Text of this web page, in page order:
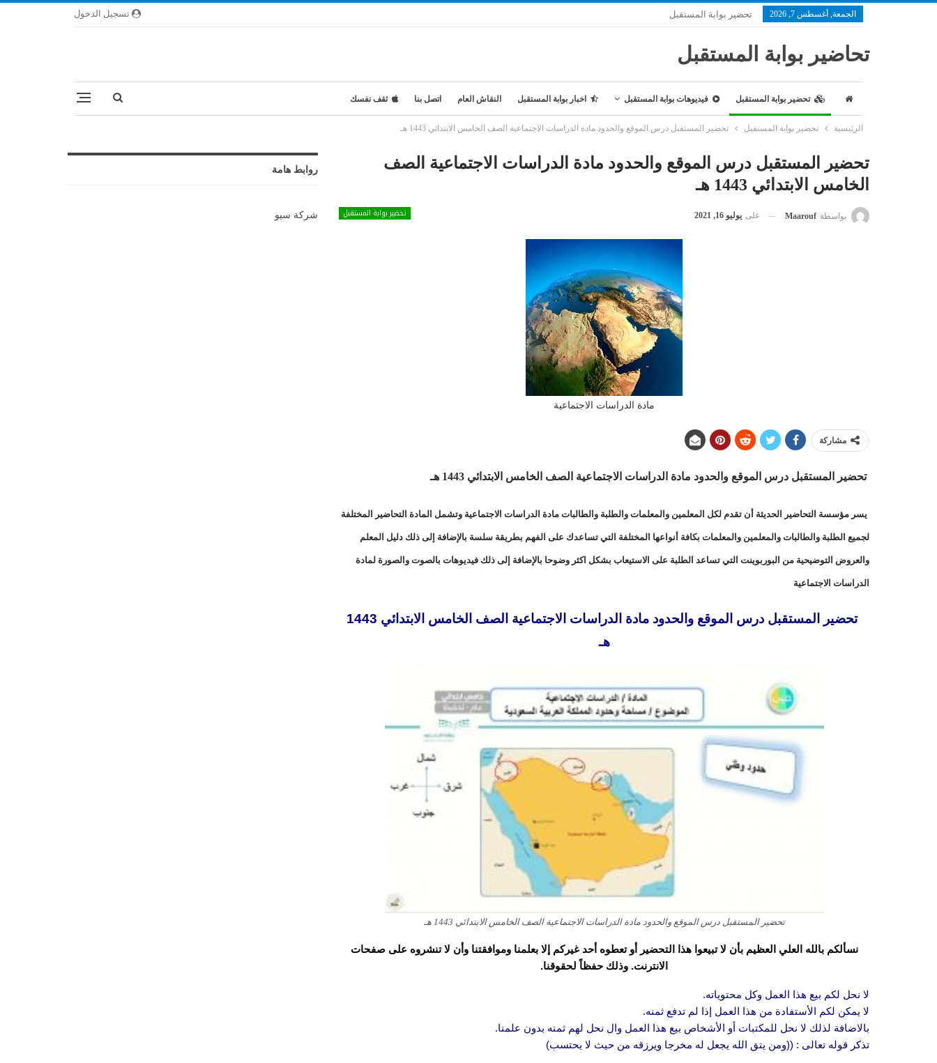
تسجيل الدخول الجمعة, أغسطس 7, 2026 تحضير بوابة المستقبل
تحاضير بوابة المستقبل
تحضير بوابة المستقبل فيديوهات بوابة المستقبل اخبار بوابة المستقبل النقاش العام اتصل بنا ثقف نفسك
الرئيسية تحضير بوابة المستقبل تحضير المستقبل درس الموقع والحدود مادة الدراسات الاجتماعية الصف الخامس الابتدائي 1443 هـ
تحضير المستقبل درس الموقع والحدود مادة الدراسات الاجتماعية الصف
الخامس الابتدائي 1443 هـ
تحضير بوابة المستقبل بواسطة Maarouf على يوليو 16, 2021
مادة الدراسات الاجتماعية
مشاركة
تحضير المستقبل درس الموقع والحدود مادة الدراسات الاجتماعية الصف الخامس الابتدائي 1443 هـ
يسر مؤسسة التحاضير الحديثة أن تقدم لكل المعلمين والمعلمات والطلبة والطالبات مادة الدراسات الاجتماعية وتشمل المادة التحاضير المختلفة
لجميع الطلبة والطالبات والمعلمين والمعلمات بكافة أنواعها المختلفة التي تساعدك على الفهم بطريقة سلسة بالإضافة إلى ذلك دليل المعلم
والعروض التوضيحية من البوربوينت التي تساعد الطلبة على الاستيعاب بشكل اكثر وضوحا بالإضافة إلى ذلك فيديوهات بالصوت والصورة لمادة
الدراسات الاجتماعية
تحضير المستقبل درس الموقع والحدود مادة الدراسات الاجتماعية الصف الخامس الابتدائي 1443
هـ
تحضير المستقبل درس الموقع والحدود مادة الدراسات الاجتماعية الصف الخامس الابتدائي 1443 هـ
نسألكم بالله العلي العظيم بأن لا تبيعوا هذا التحضير أو تعطوه أحد غيركم إلا بعلمنا وموافقتنا وأن لا تنشروه على صفحات
الانترنت. وذلك حفظاً لحقوقنا.
لا نحل لكم بيع هذا العمل وكل محتوياته.
لا يمكن لكم الأستفادة من هذا العمل إذا لم تدفع ثمنه.
بالاضافة لذلك لا نحل للمكتبات أو الأشخاص بيع هذا العمل وال نحل لهم ثمنه بدون علمنا.
تذكر قوله تعالى : ((ومن يتق الله يجعل له مخرجا ويرزقه من حيث لا يحتسب)
روابط هامة
شركة سيو